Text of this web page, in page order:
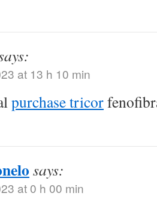
at 13 h 10 min
purchase tricor
says:
at 0 h 00 min